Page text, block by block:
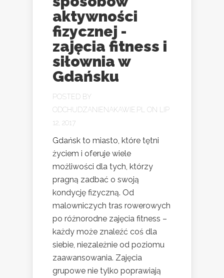
aktywności
fizycznej -
zajęcia fitness i
siłownia w
Gdańsku
POSTED BY
ODCHUDZANIENAKAWIE.PL
ON LIP
12, 2017
Gdańsk to miasto, które tętni
życiem i oferuje wiele
możliwości dla tych, którzy
pragną zadbać o swoją
kondycję fizyczną. Od
malowniczych tras rowerowych
po różnorodne zajęcia fitness –
każdy może znaleźć coś dla
siebie, niezależnie od poziomu
zaawansowania. Zajęcia
grupowe nie tylko poprawiają